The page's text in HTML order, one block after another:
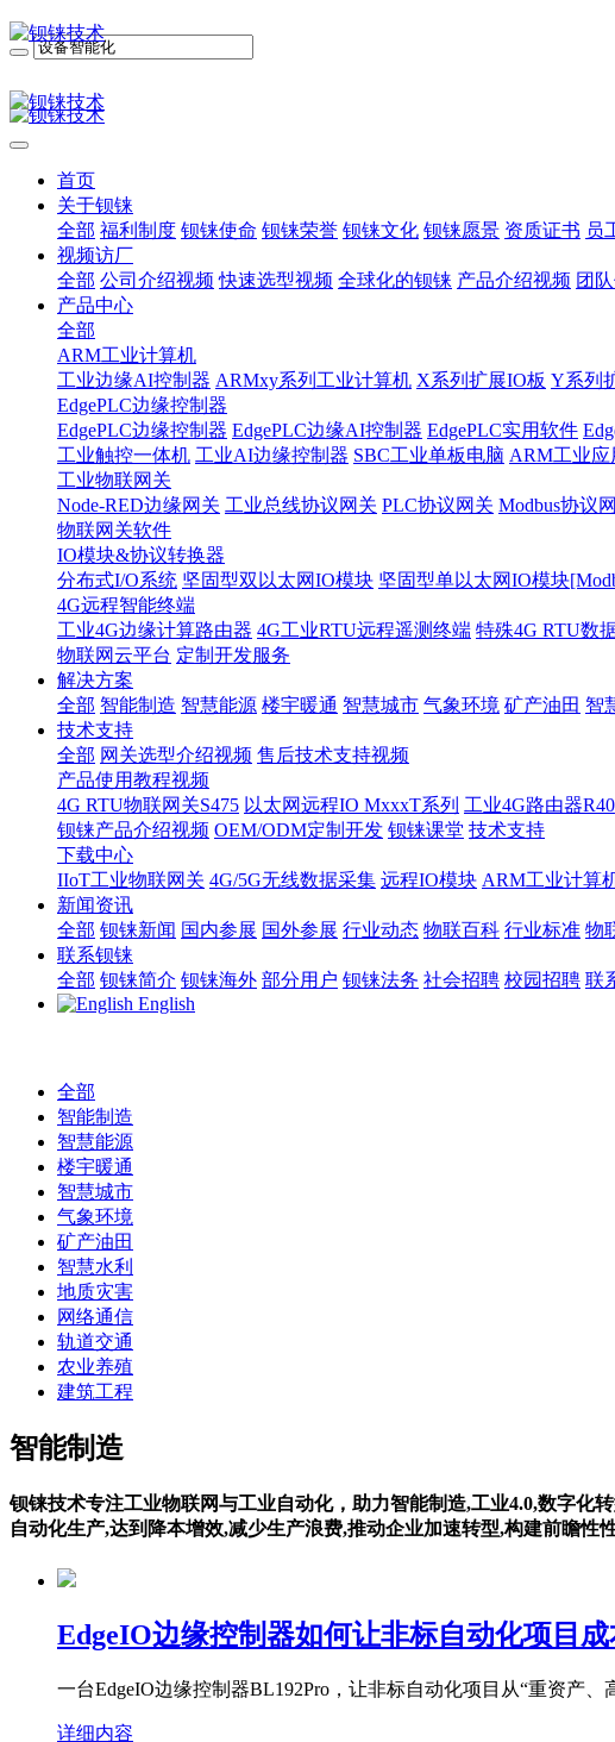
首页
关于钡铼
全部 福利制度 钡铼使命 钡铼荣誉 钡铼文化 钡铼愿景 资质证书 员
视频访厂
全部 公司介绍视频 快速选型视频 全球化的钡铼 产品介绍视频 团
产品中心
全部
ARM工业计算机
工业边缘AI控制器 ARMxy系列工业计算机 X系列扩展IO板 Y系列
EdgePLC边缘控制器
EdgePLC边缘控制器 EdgePLC边缘AI控制器 EdgePLC实用软件
工业触控一体机 工业AI边缘控制器 SBC工业单板电脑 ARM工业应
工业物联网关
Node-RED边缘网关 工业总线协议网关 PLC协议网关 Modbus协议
物联网关软件
IO模块&协议转换器
分布式I/O系统 坚固型双以太网IO模块 坚固型单以太网IO模块
4G远程智能终端
工业4G边缘计算路由器 4G工业RTU远程遥测终端 特殊4G RTU数
物联网云平台 定制开发服务
解决方案
全部 智能制造 智慧能源 楼宇暖通 智慧城市 气象环境 矿产油田 智
技术支持
全部 网关选型介绍视频 售后技术支持视频
产品使用教程视频
4G RTU物联网关S475 以太网远程IO MxxxT系列 工业4G路由器R40
钡铼产品介绍视频 OEM/ODM定制开发 钡铼课堂 技术支持
下载中心
IIoT工业物联网关 4G/5G无线数据采集 远程IO模块 ARM工业计算
新闻资讯
全部 钡铼新闻 国内参展 国外参展 行业动态 物联百科 行业标准 物
联系钡铼
全部 钡铼简介 钡铼海外 部分用户 钡铼法务 社会招聘 校园招聘 联
English
全部
智能制造
智慧能源
楼宇暖通
智慧城市
气象环境
矿产油田
智慧水利
地质灾害
网络通信
轨道交通
农业养殖
建筑工程
智能制造
钡铼技术专注工业物联网与工业自动化，助力智能制造,工业4.0,数字化
自动化生产,达到降本增效,减少生产浪费,推动企业加速转型,构建前瞻性
EdgeIO边缘控制器如何让非标自动化项目
一台EdgeIO边缘控制器BL192Pro，让非标自动化项目从“重资产、
详细内容